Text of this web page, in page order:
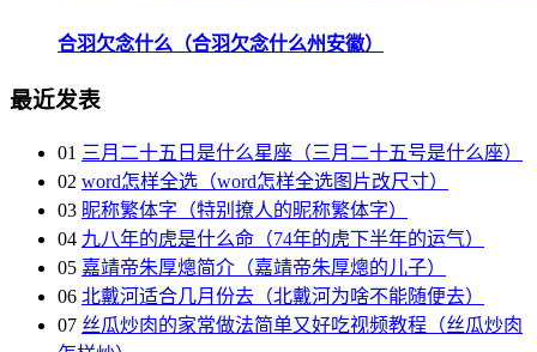
合羽欠念什么（合羽欠念什么州安徽）
最近发表
01 三月二十五日是什么星座（三月二十五号是什么座）
02 word怎样全选（word怎样全选图片改尺寸）
03 昵称繁体字（特别撩人的昵称繁体字）
04 九八年的虎是什么命（74年的虎下半年的运气）
05 嘉靖帝朱厚熜简介（嘉靖帝朱厚熜的儿子）
06 北戴河适合几月份去（北戴河为啥不能随便去）
07 丝瓜炒肉的家常做法简单又好吃视频教程（丝瓜炒肉